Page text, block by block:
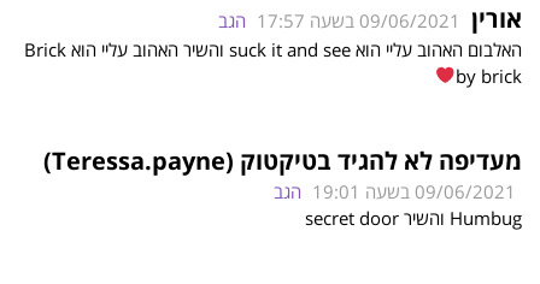
אורין 09/06/2021 בשעה 17:57
הגב
האלבום האהוב עליי הוא suck it and see והשיר האהוב עליי הוא Brick
by brick
מעדיפה לא להגיד בטיקטוק (Teressa.payne)
09/06/2021 בשעה 19:01
הגב
Humbug והשיר secret door